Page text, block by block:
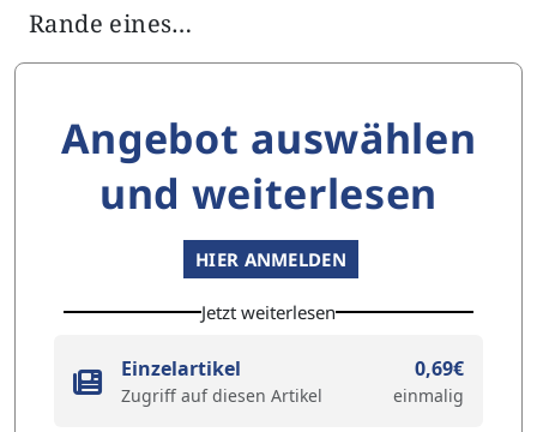
Rande eines…
Angebot auswählen
und weiterlesen
HIER ANMELDEN
Jetzt weiterlesen
Einzelartikel
Zugriff auf diesen Artikel
0,69€
einmalig